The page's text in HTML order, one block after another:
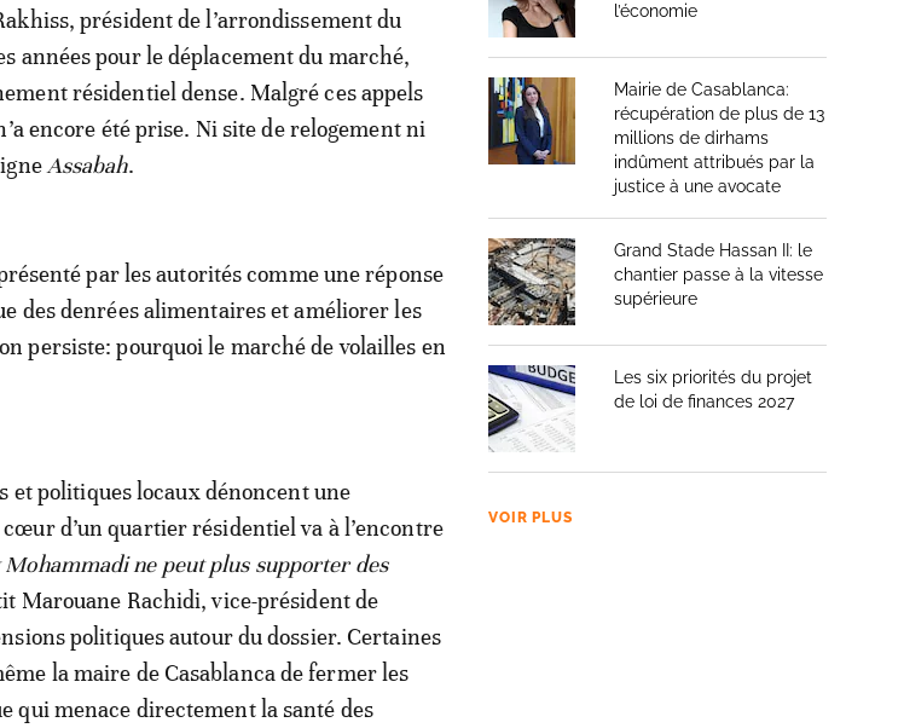
président de l’arrondissement du
années pour le déplacement du marché,
résidentiel dense. Malgré ces appels
encore été prise. Ni site de relogement ni
Assabah.
par les autorités comme une réponse
des denrées alimentaires et améliorer les
persiste: pourquoi le marché de volailles en
et politiques locaux dénoncent une
d’un quartier résidentiel va à l’encontre
Mohammadi ne peut plus supporter des
Marouane Rachidi, vice-président de
politiques autour du dossier. Certaines
la maire de Casablanca de fermer les
qui menace directement la santé des
l’économie
Mairie de Casablanca:
récupération de plus de 13
millions de dirhams
indûment attribués par la
justice à une avocate
Grand Stade Hassan II: le
chantier passe à la vitesse
supérieure
Les six priorités du projet
de loi de finances 2027
VOIR PLUS